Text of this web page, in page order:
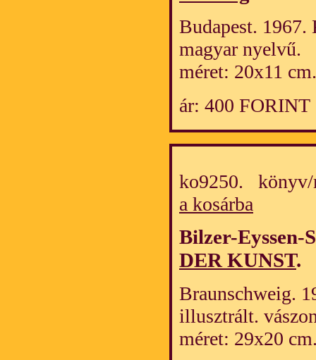
Budapest. 1967.
magyar nyelvű.
méret: 20x11 cm.
ár: 400 FORINT
ko9250. könyv/
a kosárba
Bilzer-Eyssen-
DER KUNST.
Braunschweig.
illusztrált.
méret: 29x20